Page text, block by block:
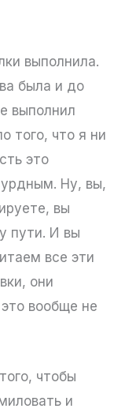
выполнила.
была и до
выполнил
того, что я ни
это
Ну, вы,
вы
пути. И вы
все эти
они
вообще не
чтобы
и